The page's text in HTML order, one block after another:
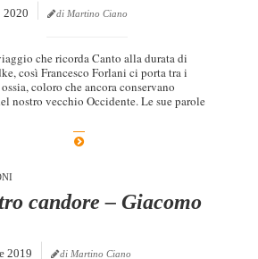
2020 di Martino Ciano
che ricorda Canto alla durata di
così Francesco Forlani ci porta tra i
coloro che ancora conservano
nostro vecchio Occidente. Le sue parole
candore – Giacomo
2019 di Martino Ciano